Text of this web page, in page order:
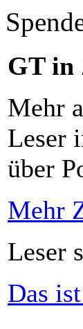
GT in
Mehr
Leser
über
Mehr
Leser
Das